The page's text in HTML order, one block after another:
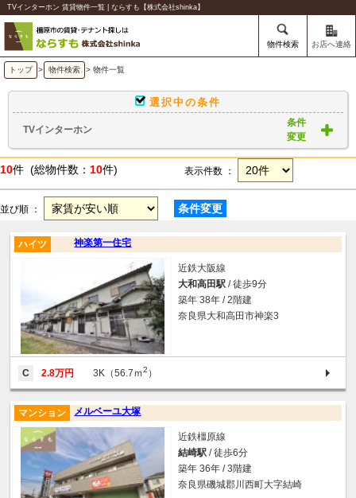
TVインターホン 賃貸物件一覧 | ならすも【株式会社shinka】
物件検索 お店へ連絡
トップ > 物件検索 > 物件一覧
選択中の条件
TVインターホン
条件
変更
10件 (総物件数： 10件) 表示件数 ：
並び順 ： 条件変更
神楽第一住宅
ハイツ
近鉄大阪線
大和高田駅 / 徒歩9分
築年 38年 / 2階建
奈良県大和高田市神楽3
C 2.8万円 3K（56.7ｍ2 ）
メルベーユ大塚
マンション
近鉄橿原線
結崎駅 / 徒歩6分
築年 36年 / 3階建
奈良県磯城郡川西町大字結崎